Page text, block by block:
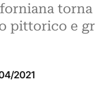
pittorico e
2021